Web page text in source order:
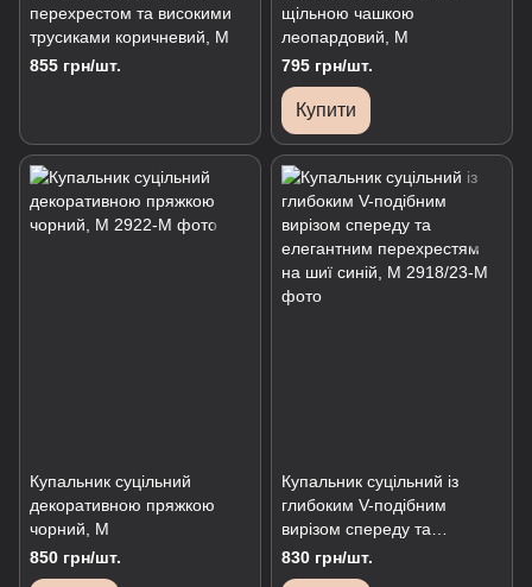
перехрестом та високими
трусиками коричневий, М
855 грн/шт.
щільною чашкою
леопардовий, М
795 грн/шт.
Купити
Купальник суцільний
декоративною пряжкою
чорний, М
850 грн/шт.
Купальник суцільний із
глибоким V-подібним
вирізом спереду та
елегантним перехрестям
на шиї синій, М
830 грн/шт.